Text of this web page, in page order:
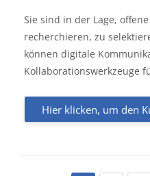
Sie sind in der Lage,
recherchieren, zu
können digitale
Kollaborationswerkzeuge
Hier klicken, um den